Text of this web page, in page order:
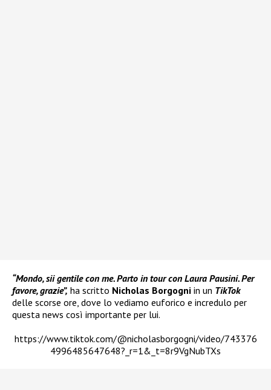
“Mondo, sii gentile con me. Parto in tour con Laura Pausini. Per
favore, grazie”, ha scritto Nicholas Borgogni in un TikTok
delle scorse ore, dove lo vediamo euforico e incredulo per
questa news così importante per lui.
https://www.tiktok.com/@nicholasborgogni/video/743376
4996485647648?_r=1&_t=8r9VgNubTXs